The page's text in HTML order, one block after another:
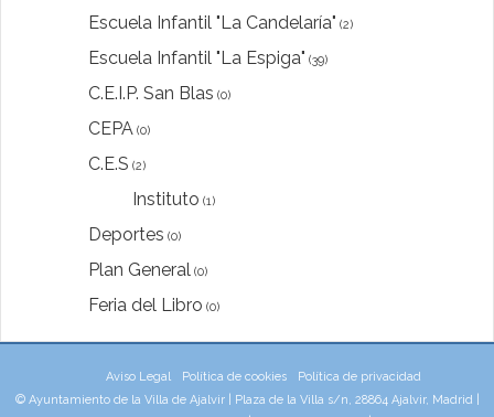
Escuela Infantil "La Candelaría" (2)
Escuela Infantil "La Espiga" (39)
C.E.I.P. San Blas (0)
CEPA (0)
C.E.S (2)
Instituto (1)
Deportes (0)
Plan General (0)
Feria del Libro (0)
Aviso Legal Política de cookies
Política de privacidad
© Ayuntamiento de la Villa de Ajalvir | Plaza de la Villa s/n, 28864 Ajalvir, Madrid |